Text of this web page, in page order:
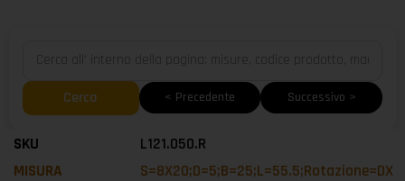
Cerca < Precedente Successivo >
L121.050.R
S=8X20;D=5;B=25;L=55.5;Rotazione=DX